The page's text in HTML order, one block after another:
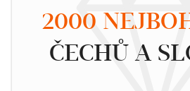
2000
ČECHŮ A